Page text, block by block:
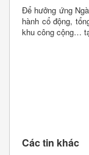
Để hưởng ứng
hành cổ động,
khu công cộng…
Các tin khác